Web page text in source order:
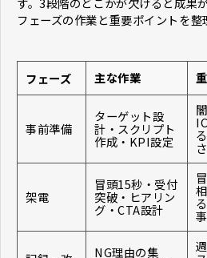
フェーズの作業と重要ポイントを整
フェーズ 主な作業
事前準備
ターゲット設
計・スクリプト
作成・KPI設定
架電
冒頭15秒・受付
突破・ヒアリン
グ・CTA設計
NG理由の集